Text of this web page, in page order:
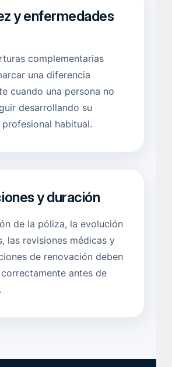
y enfermedades
complementarias
una diferencia
cuando una persona no
desarrollando su
habitual.
y duración
de la póliza, la evolución
las revisiones médicas y
de renovación deben
antes de